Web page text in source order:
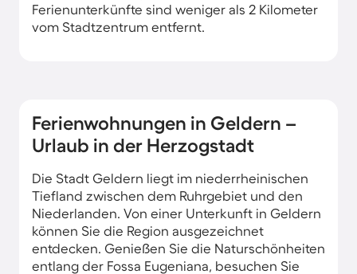
Ferienunterkünfte sind weniger als 2 Kilometer
vom Stadtzentrum entfernt.
Ferienwohnungen in Geldern –
Urlaub in der Herzogstadt
Die Stadt Geldern liegt im niederrheinischen
Tiefland zwischen dem Ruhrgebiet und den
Niederlanden. Von einer Unterkunft in Geldern
können Sie die Region ausgezeichnet
entdecken. Genießen Sie die Naturschönheiten
entlang der Fossa Eugeniana, besuchen Sie